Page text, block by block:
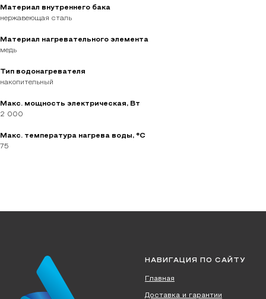
Материал внутреннего бака
нержавеющая сталь
Материал нагревательного элемента
медь
Тип водонагревателя
накопительный
Макс. мощность электрическая, Вт
2 000
Макс. температура нагрева воды, °С
75
НАВИГАЦИЯ ПО САЙТУ
Главная
Доставка и гарантии